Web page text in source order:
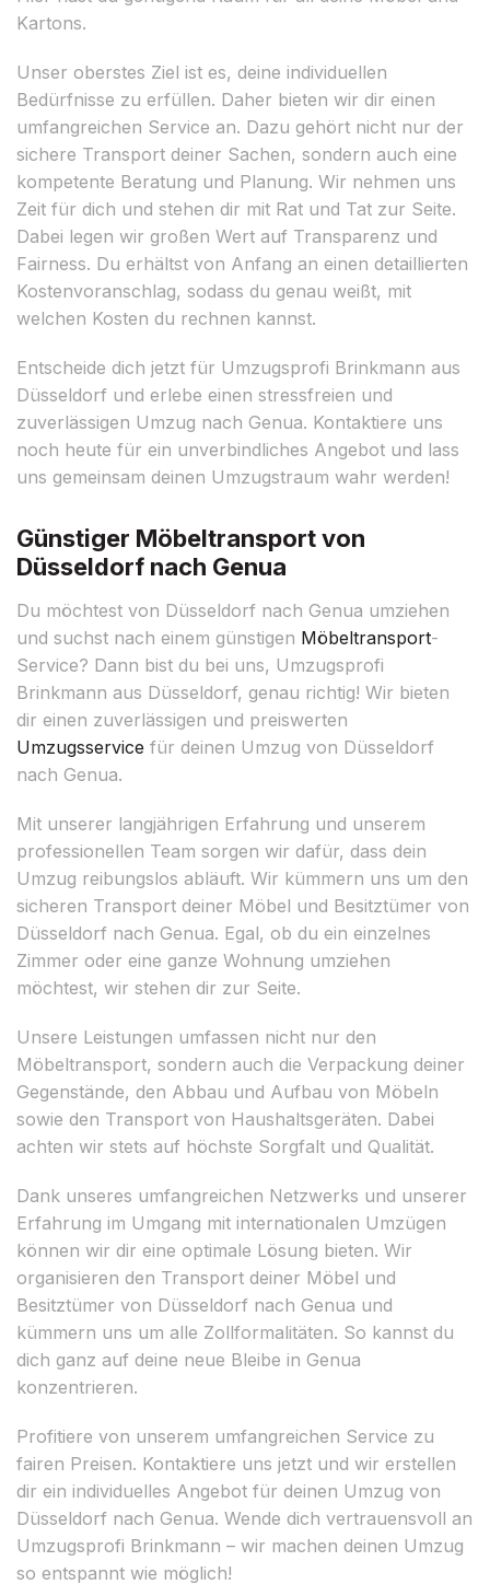
Kartons.
Unser oberstes Ziel ist es, deine individuellen
Bedürfnisse zu erfüllen. Daher bieten wir dir einen
umfangreichen Service an. Dazu gehört nicht nur der
sichere Transport deiner Sachen, sondern auch eine
kompetente Beratung und Planung. Wir nehmen uns
Zeit für dich und stehen dir mit Rat und Tat zur Seite.
Dabei legen wir großen Wert auf Transparenz und
Fairness. Du erhältst von Anfang an einen detaillierten
Kostenvoranschlag, sodass du genau weißt, mit
welchen Kosten du rechnen kannst.
Entscheide dich jetzt für Umzugsprofi Brinkmann aus
Düsseldorf und erlebe einen stressfreien und
zuverlässigen Umzug nach Genua. Kontaktiere uns
noch heute für ein unverbindliches Angebot und lass
uns gemeinsam deinen Umzugstraum wahr werden!
Günstiger Möbeltransport von
Düsseldorf nach Genua
Du möchtest von Düsseldorf nach Genua umziehen
und suchst nach einem günstigen Möbeltransport-
Service? Dann bist du bei uns, Umzugsprofi
Brinkmann aus Düsseldorf, genau richtig! Wir bieten
dir einen zuverlässigen und preiswerten
Umzugsservice für deinen Umzug von Düsseldorf
nach Genua.
Mit unserer langjährigen Erfahrung und unserem
professionellen Team sorgen wir dafür, dass dein
Umzug reibungslos abläuft. Wir kümmern uns um den
sicheren Transport deiner Möbel und Besitztümer von
Düsseldorf nach Genua. Egal, ob du ein einzelnes
Zimmer oder eine ganze Wohnung umziehen
möchtest, wir stehen dir zur Seite.
Unsere Leistungen umfassen nicht nur den
Möbeltransport, sondern auch die Verpackung deiner
Gegenstände, den Abbau und Aufbau von Möbeln
sowie den Transport von Haushaltsgeräten. Dabei
achten wir stets auf höchste Sorgfalt und Qualität.
Dank unseres umfangreichen Netzwerks und unserer
Erfahrung im Umgang mit internationalen Umzügen
können wir dir eine optimale Lösung bieten. Wir
organisieren den Transport deiner Möbel und
Besitztümer von Düsseldorf nach Genua und
kümmern uns um alle Zollformalitäten. So kannst du
dich ganz auf deine neue Bleibe in Genua
konzentrieren.
Profitiere von unserem umfangreichen Service zu
fairen Preisen. Kontaktiere uns jetzt und wir erstellen
dir ein individuelles Angebot für deinen Umzug von
Düsseldorf nach Genua. Wende dich vertrauensvoll an
Umzugsprofi Brinkmann – wir machen deinen Umzug
so entspannt wie möglich!